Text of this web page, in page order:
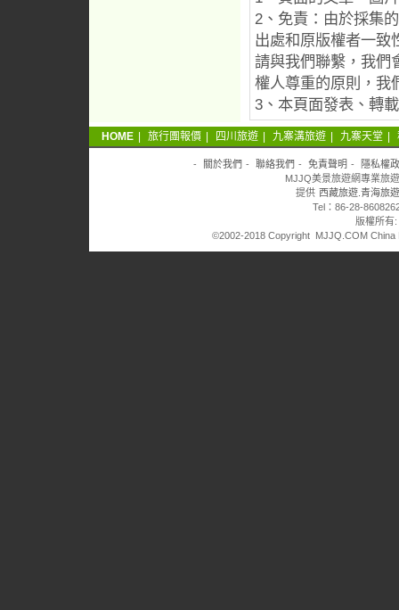
2、免責：由於採集
出處和原版權者一致
請與我們聯繫，我們
權人尊重的原則，我
3、本頁面發表、轉
HOME | 旅行團報價 | 四川旅遊 | 九寨溝旅遊 | 九寨天堂 |
- 關於我們 - 聯絡我們 - 免責聲明 -
隱私權
MJJQ美景旅遊網專業旅
提供 西藏旅遊.青海旅
Tel：86-28-
版權所有:
©2002-2018 Copyright MJJQ.COM China